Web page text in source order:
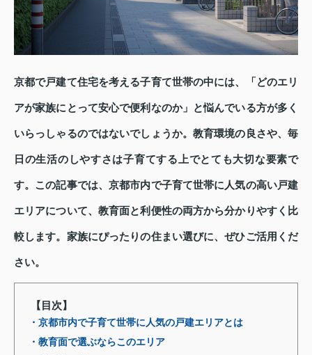
京都で戸建て住宅を考える子育て世帯の中には、「どのエリ
アが家族にとって安心で便利なのか」と悩んでいる方が多く
いらっしゃるのではないでしょうか。教育環境の良さや、毎
日の生活のしやすさは子育てする上でとても大切な要素で
す。この記事では、京都市内で子育て世帯に人気の高い戸建
エリアについて、教育面と利便性の両方から分かりやすく比
較します。家族にぴったりの住まい選びに、ぜひご活用くだ
さい。
【目次】
・京都市内で子育て世帯に人気の戸建エリアとは
・教育面で選ぶならこのエリア